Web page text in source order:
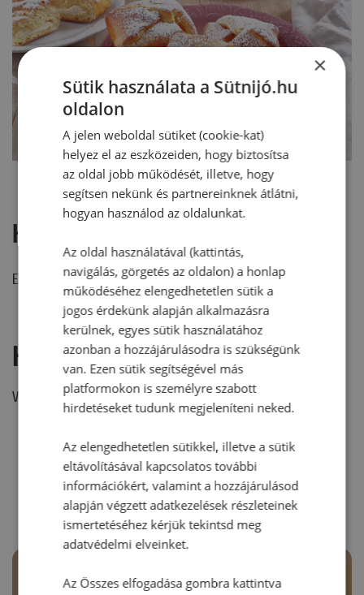
Hozzászólások
Ehhez a recepthez még nem érkezett hozzászólás.
Hozzászólás írása
Vélemény írásához, kérjük,jelentkezz be!
RECEPTAJÁNLÓ
×
Sütik használata a Sütnijó.hu
oldalon
A jelen weboldal sütiket (cookie-kat)
helyez el az eszközeiden, hogy biztosítsa
az oldal jobb működését, illetve, hogy
segítsen nekünk és partnereinknek átlátni,
hogyan használod az oldalunkat.
Az oldal használatával (kattintás,
navigálás, görgetés az oldalon) a honlap
működéséhez elengedhetetlen sütik a
jogos érdekünk alapján alkalmazásra
kerülnek, egyes sütik használatához
azonban a hozzájárulásodra is szükségünk
van. Ezen sütik segítségével más
platformokon is személyre szabott
hirdetéseket tudunk megjeleníteni neked.
Az elengedhetetlen sütikkel, illetve a sütik
eltávolításával kapcsolatos további
információkért, valamint a hozzájárulásod
alapján végzett adatkezelések részleteinek
ismertetéséhez kérjük tekintsd meg
adatvédelmi elveinket.
Az Összes elfogadása gombra kattintva